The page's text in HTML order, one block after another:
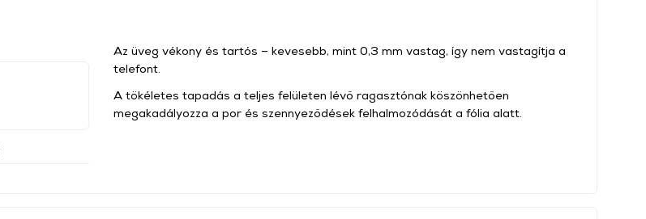
Az üveg vékony és tartós – kevesebb, mint 0,3 mm vastag, így nem vastagítja a
telefont.
A tökéletes tapadás a teljes felületen lévő ragasztónak köszönhetően
megakadályozza a por és szennyeződések felhalmozódását a fólia alatt.